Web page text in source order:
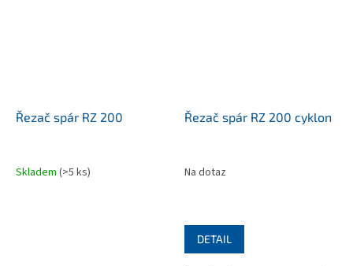
Řezač spár RZ 200
Skladem (>5 ks)
Řezač spár RZ 200 cyklon
Na dotaz
DETAIL